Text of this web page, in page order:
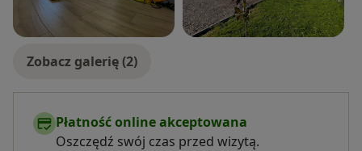
Zobacz galerię (2)
Płatność online akceptowana
Oszczędź swój czas przed wizytą.